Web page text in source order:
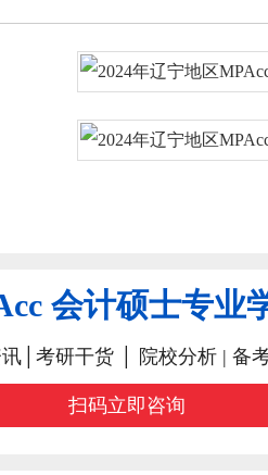
会计硕士专业
│考研干货 │ 院校分析 | 备
扫码立即咨询